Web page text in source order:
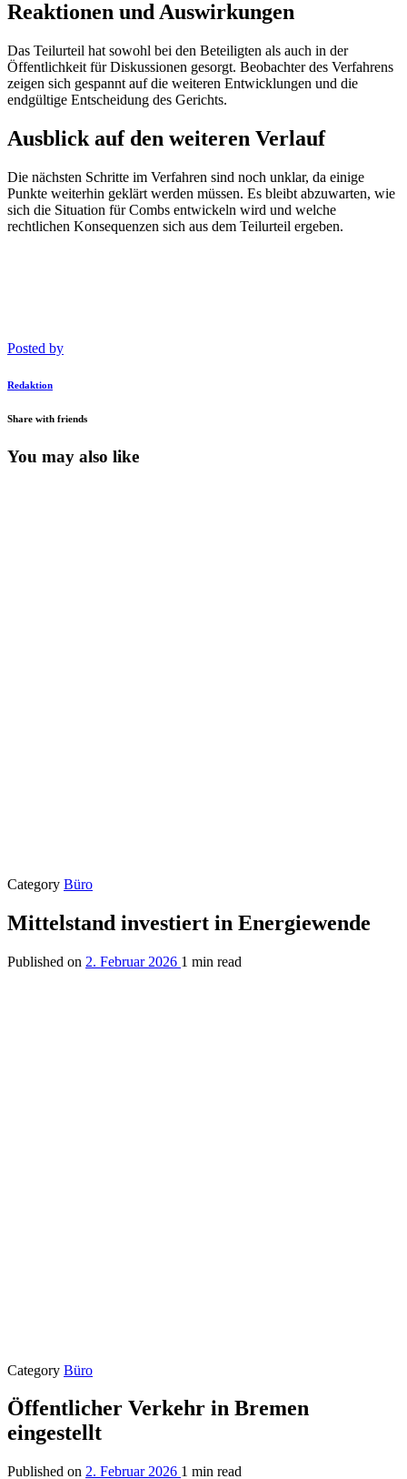
Reaktionen und Auswirkungen
Das Teilurteil hat sowohl bei den Beteiligten als auch in der
Öffentlichkeit für Diskussionen gesorgt. Beobachter des Verfahrens
zeigen sich gespannt auf die weiteren Entwicklungen und die
endgültige Entscheidung des Gerichts.
Ausblick auf den weiteren Verlauf
Die nächsten Schritte im Verfahren sind noch unklar, da einige
Punkte weiterhin geklärt werden müssen. Es bleibt abzuwarten, wie
sich die Situation für Combs entwickeln wird und welche
rechtlichen Konsequenzen sich aus dem Teilurteil ergeben.
Posted by
Redaktion
Share with friends
You may also like
Category Büro
Mittelstand investiert in Energiewende
Published on 2. Februar 2026 1 min read
Category Büro
Öffentlicher Verkehr in Bremen
eingestellt
Published on 2. Februar 2026 1 min read